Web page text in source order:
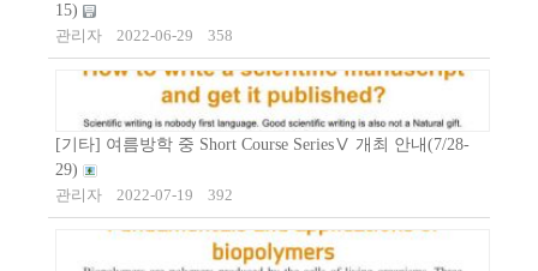
15)
관리자
2022-06-29 358
[기타] 여름방학 중 Short Course SeriesⅤ 개최 안내(7/28-
29)
관리자
2022-07-19 392